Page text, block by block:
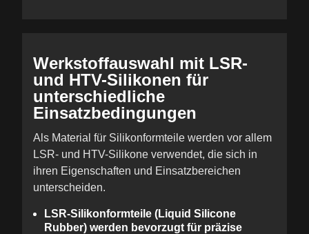
Werkstoffauswahl mit LSR-
und HTV-Silikonen für
unterschiedliche
Einsatzbedingungen
Als Material für Silikonformteile werden vor allem
LSR- und HTV-Silikone verwendet, die sich in
ihren Eigenschaften und Einsatzbereichen
unterscheiden.
LSR-Silikonformteile (Liquid Silicone
Rubber) werden bevorzugt für präzise